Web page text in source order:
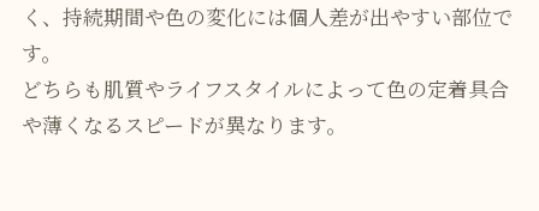
く、持続期間や色の変化には個人差が出やすい部位で
す。
どちらも肌質やライフスタイルによって色の定着具合
や薄くなるスピードが異なります。